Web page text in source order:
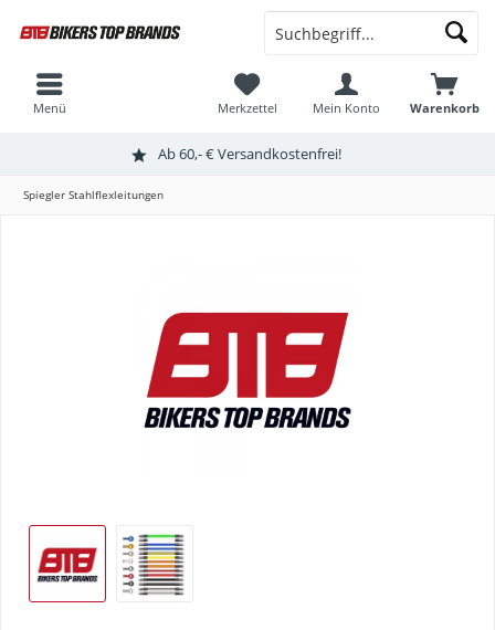
Ab 60,- € Versandkostenfrei!
Warenkorb
Merkzettel Mein Konto
Menü
Spiegler Stahlflexleitungen